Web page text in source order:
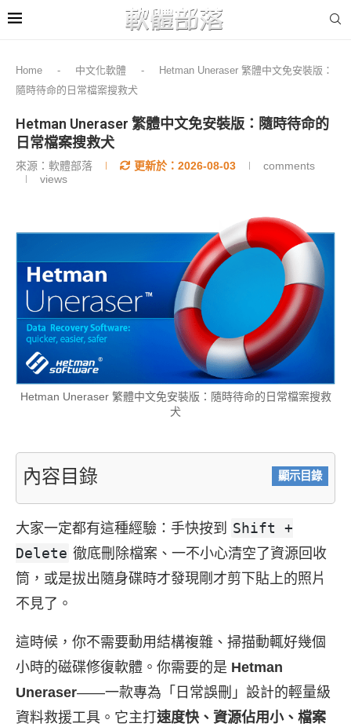
Home - 中文化軟體 -
Hetman Uneraser 繁體中文免安裝版：
隨時待命的日常檔案搜救犬
Hetman Uneraser 繁體中文免安裝版：隨時待命的
日常檔案搜救犬
來源：軟體部落 更新於： 2026-08-03
comments
views
Hetman Uneraser 繁體中文免安裝版：隨時待命的日常檔案搜救
犬
內容目錄 顯示目錄
大家一定都有這種經驗：手快按到
Shift +
Delete 徹底刪除檔案、一不小心清空了資源回收
筒，或是拔出隨身碟時才發現剛才剪下貼上的照片
不見了。
這時候，你不需要動用結構複雜、掃描動輒好幾個
小時的磁碟修復軟體。你需要的是 Hetman
Uneraser——一款專為「日常誤刪」設計的輕量級
資料救援工具。它主打速度快、資源佔用小、檔案